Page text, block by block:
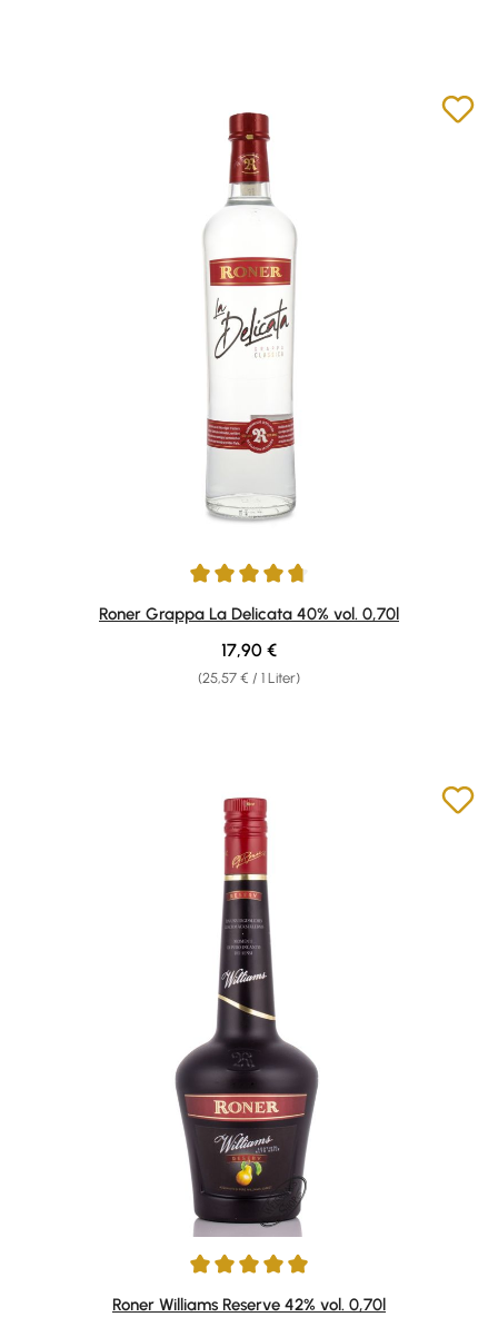
Durchschnittliche Bewertung von 4.75 von 5 Sternen
Roner Grappa La Delicata 40% vol. 0,70l
(25,57 € / 1 Liter)
Regulärer Preis:
17,90 €
Durchschnittliche Bewertung von 5 von 5 Sternen
Roner Williams Reserve 42% vol. 0,70l